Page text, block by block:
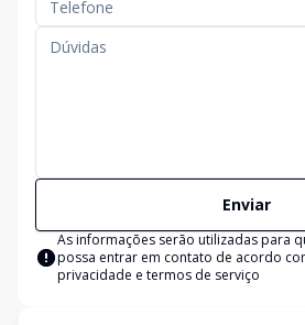
Enviar
As informações serão utilizadas para
possa entrar em contato de acordo
privacidade e termos de serviço